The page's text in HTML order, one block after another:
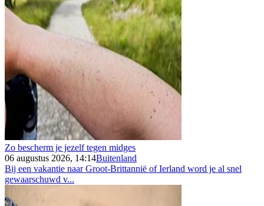
Zo bescherm je jezelf tegen midges
06 augustus 2026, 14:14Buitenland
Bij een vakantie naar Groot-Brittannië of Ierland word je al snel
gewaarschuwd v...